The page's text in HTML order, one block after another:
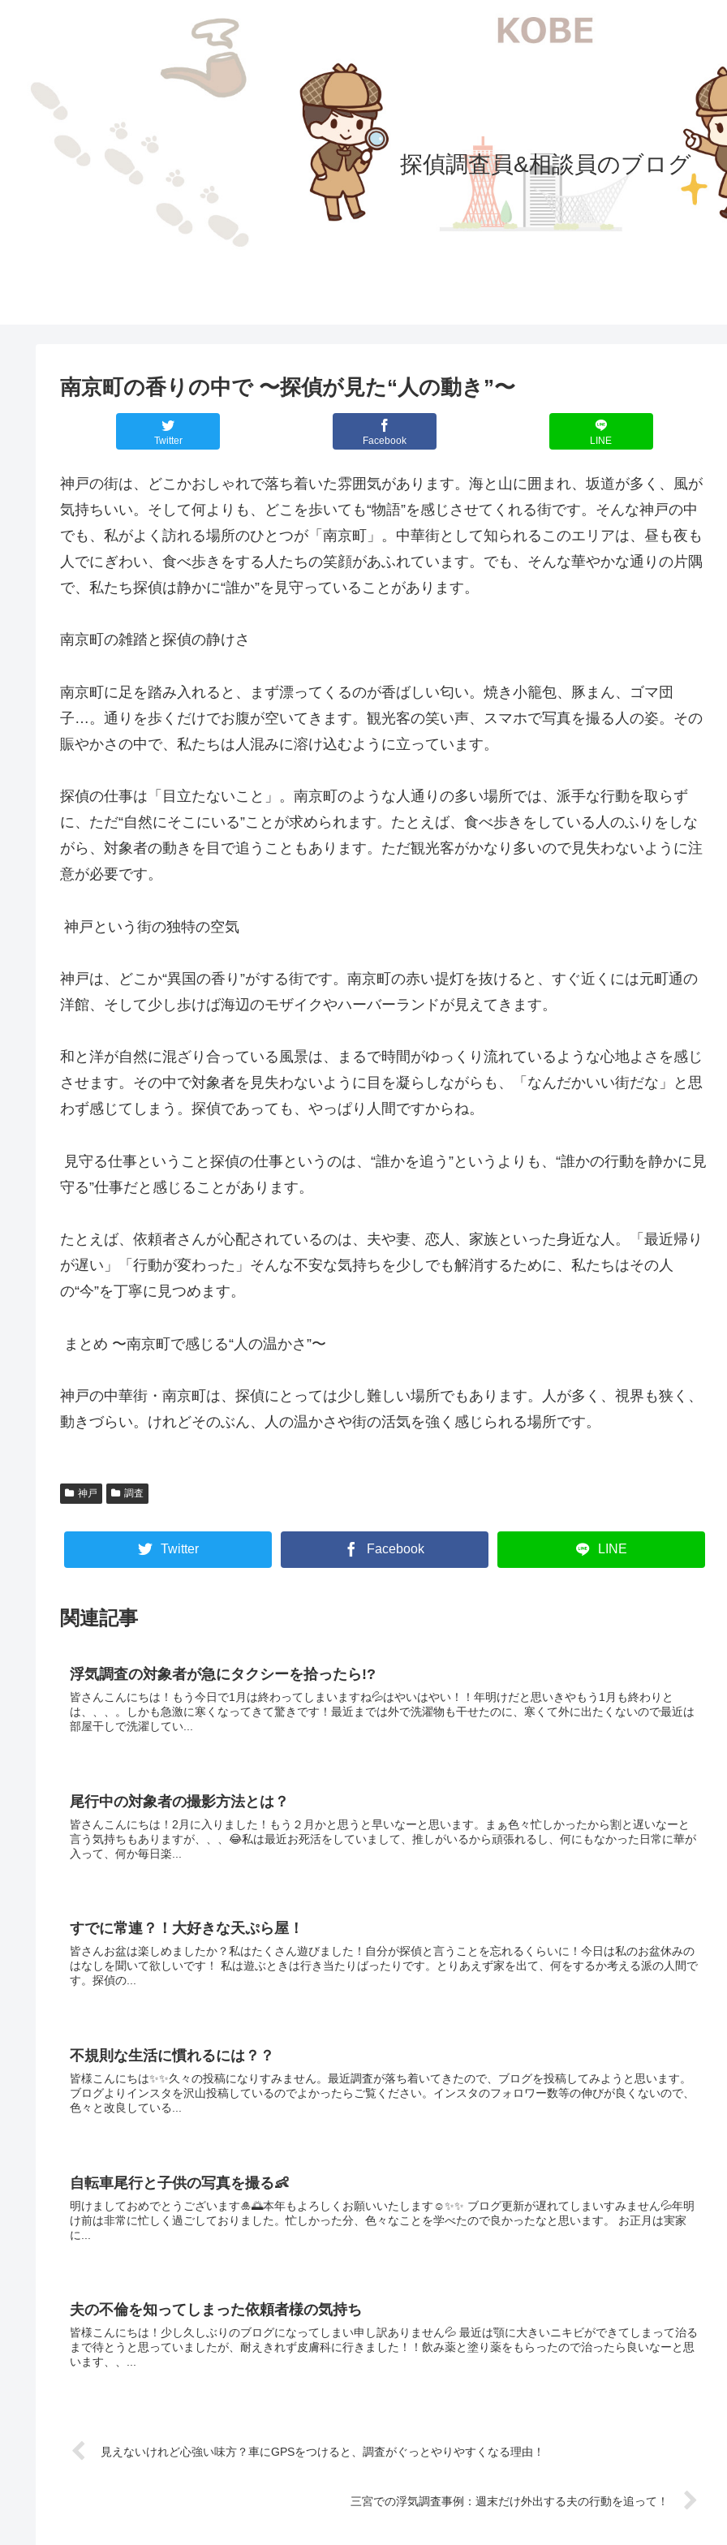
探偵調査員&相談員のブログ
南京町の香りの中で 〜探偵が見た“人の動き”〜
Twitter Facebook LINE
神戸の街は、どこかおしゃれで落ち着いた雰囲気があります。海と山に囲まれ、坂道が多く、風が
気持ちいい。そして何よりも、どこを歩いても“物語”を感じさせてくれる街です。そんな神戸の中
でも、私がよく訪れる場所のひとつが「南京町」。中華街として知られるこのエリアは、昼も夜も
人でにぎわい、食べ歩きをする人たちの笑顔があふれています。でも、そんな華やかな通りの片隅
で、私たち探偵は静かに“誰か”を見守っていることがあります。
南京町の雑踏と探偵の静けさ
南京町に足を踏み入れると、まず漂ってくるのが香ばしい匂い。焼き小籠包、豚まん、ゴマ団
子…。通りを歩くだけでお腹が空いてきます。観光客の笑い声、スマホで写真を撮る人の姿。その
賑やかさの中で、私たちは人混みに溶け込むように立っています。
探偵の仕事は「目立たないこと」。南京町のような人通りの多い場所では、派手な行動を取らず
に、ただ“自然にそこにいる”ことが求められます。たとえば、食べ歩きをしている人のふりをしな
がら、対象者の動きを目で追うこともあります。ただ観光客がかなり多いので見失わないように注
意が必要です。
神戸という街の独特の空気
神戸は、どこか“異国の香り”がする街です。南京町の赤い提灯を抜けると、すぐ近くには元町通の
洋館、そして少し歩けば海辺のモザイクやハーバーランドが見えてきます。
和と洋が自然に混ざり合っている風景は、まるで時間がゆっくり流れているような心地よさを感じ
させます。その中で対象者を見失わないように目を凝らしながらも、「なんだかいい街だな」と思
わず感じてしまう。探偵であっても、やっぱり人間ですからね。
見守る仕事ということ探偵の仕事というのは、“誰かを追う”というよりも、“誰かの行動を静かに見
守る”仕事だと感じることがあります。
たとえば、依頼者さんが心配されているのは、夫や妻、恋人、家族といった身近な人。「最近帰り
が遅い」「行動が変わった」そんな不安な気持ちを少しでも解消するために、私たちはその人
の“今”を丁寧に見つめます。
まとめ 〜南京町で感じる“人の温かさ”〜
神戸の中華街・南京町は、探偵にとっては少し難しい場所でもあります。人が多く、視界も狭く、
動きづらい。けれどそのぶん、人の温かさや街の活気を強く感じられる場所です。
神戸 調査
Twitter Facebook LINE
関連記事
浮気調査の対象者が急にタクシーを拾ったら!?
皆さんこんにちは！もう今日で1月は終わってしまいますね💦はやいはやい！！年明けだと思いきやもう1月も終わりと
は、、、。しかも急激に寒くなってきて驚きです！最近までは外で洗濯物も干せたのに、寒くて外に出たくないので最近は
部屋干しで洗濯してい...
尾行中の対象者の撮影方法とは？
皆さんこんにちは！2月に入りました！もう２月かと思うと早いなーと思います。まぁ色々忙しかったから割と遅いなーと
言う気持ちもありますが、、、😂私は最近お死活をしていまして、推しがいるから頑張れるし、何にもなかった日常に華が
入って、何か毎日楽...
すでに常連？！大好きな天ぷら屋！
皆さんお盆は楽しめましたか？私はたくさん遊びました！自分が探偵と言うことを忘れるくらいに！今日は私のお盆休みの
はなしを聞いて欲しいです！ 私は遊ぶときは行き当たりばったりです。とりあえず家を出て、何をするか考える派の人間で
す。探偵の...
不規則な生活に慣れるには？？
皆様こんにちは✨✨久々の投稿になりすみません。最近調査が落ち着いてきたので、ブログを投稿してみようと思います。
ブログよりインスタを沢山投稿しているのでよかったらご覧ください。インスタのフォロワー数等の伸びが良くないので、
色々と改良している...
自転車尾行と子供の写真を撮る👶
明けましておめでとうございます🎍🌅本年もよろしくお願いいたします☺️✨✨ ブログ更新が遅れてしまいすみません💦年明
け前は非常に忙しく過ごしておりました。忙しかった分、色々なことを学べたので良かったなと思います。 お正月は実家
に...
夫の不倫を知ってしまった依頼者様の気持ち
皆様こんにちは！少し久しぶりのブログになってしまい申し訳ありません💦 最近は顎に大きいニキビができてしまって治る
まで待とうと思っていましたが、耐えきれず皮膚科に行きました！！飲み薬と塗り薬をもらったので治ったら良いなーと思
います、、...
見えないけれど心強い味方？車にGPSをつけると、調査がぐっとやりやすくなる理由！
三宮での浮気調査事例：週末だけ外出する夫の行動を追って！